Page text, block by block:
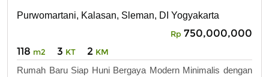
Purwomartani, Kalasan, Sleman, DI Yogyakarta
Rp 750,000,000
118 m2 3 KT 2 KM
Rumah Baru Siap Huni Bergaya Modern Minimalis dengan